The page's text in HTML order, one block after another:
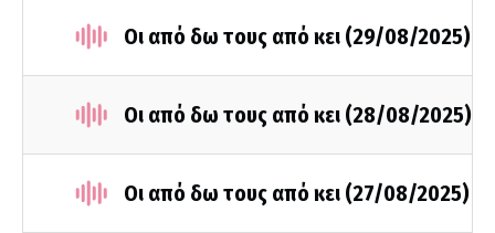
Οι από δω τους από κει (29/08/2025)
Οι από δω τους από κει (28/08/2025)
Οι από δω τους από κει (27/08/2025)